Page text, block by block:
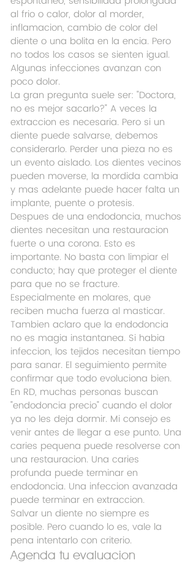
al frio o calor, dolor al morder,
inflamacion, cambio de color del
diente o una bolita en la encia. Pero
no todos los casos se sienten igual.
Algunas infecciones avanzan con
poco dolor.
La gran pregunta suele ser: "Doctora,
no es mejor sacarlo?" A veces la
extraccion es necesaria. Pero si un
diente puede salvarse, debemos
considerarlo. Perder una pieza no es
un evento aislado. Los dientes vecinos
pueden moverse, la mordida cambia
y mas adelante puede hacer falta un
implante, puente o protesis.
Despues de una endodoncia, muchos
dientes necesitan una restauracion
fuerte o una corona. Esto es
importante. No basta con limpiar el
conducto; hay que proteger el diente
para que no se fracture.
Especialmente en molares, que
reciben mucha fuerza al masticar.
Tambien aclaro que la endodoncia
no es magia instantanea. Si habia
infeccion, los tejidos necesitan tiempo
para sanar. El seguimiento permite
confirmar que todo evoluciona bien.
En RD, muchas personas buscan
"endodoncia precio" cuando el dolor
ya no les deja dormir. Mi consejo es
venir antes de llegar a ese punto. Una
caries pequena puede resolverse con
una restauracion. Una caries
profunda puede terminar en
endodoncia. Una infeccion avanzada
puede terminar en extraccion.
Salvar un diente no siempre es
posible. Pero cuando lo es, vale la
pena intentarlo con criterio.
Agenda tu evaluacion